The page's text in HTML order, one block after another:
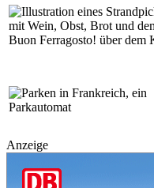
Anzeige